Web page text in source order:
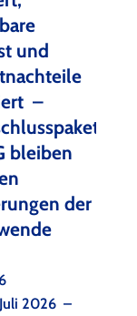
und
–
bleiben
der
2026 –